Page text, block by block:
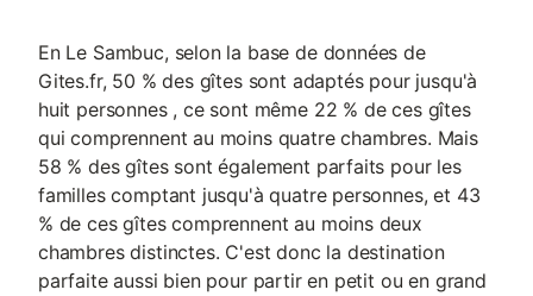
En Le Sambuc, selon la base de données de
Gites.fr, 50 % des gîtes sont adaptés pour jusqu'à
huit personnes , ce sont même 22 % de ces gîtes
qui comprennent au moins quatre chambres. Mais
58 % des gîtes sont également parfaits pour les
familles comptant jusqu'à quatre personnes, et 43
% de ces gîtes comprennent au moins deux
chambres distinctes. C'est donc la destination
parfaite aussi bien pour partir en petit ou en grand